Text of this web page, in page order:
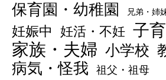
保育園・幼稚園 兄弟・姉
妊娠中 妊活・不妊 子
家族・夫婦 小学校
病気・怪我 祖父・祖母